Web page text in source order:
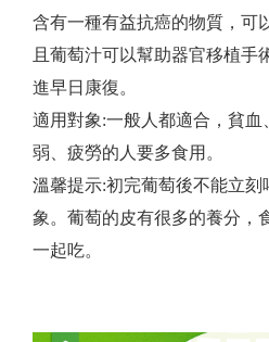
含有一種有益抗癌的物質，可
且葡萄汁可以幫助器官移植手
進早日康復。
適用對象:一般人都適合，貧
弱、疲勞的人要多食用。
溫馨提示:初完葡萄後不能立刻
象。葡萄的皮有很多的養分，
一起吃。